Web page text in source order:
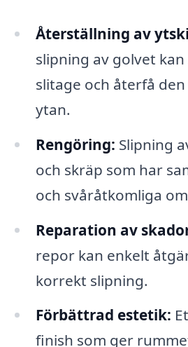
Återställning av
slipning av golvet
slitage och återfå
ytan.
Rengöring: Slipning
och skräp som har
och svåråtkomliga
Reparation av
repor kan enkelt
korrekt slipning.
Förbättrad estetik:
finish som ger